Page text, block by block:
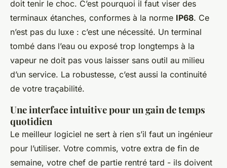
doit tenir le choc. C’est pourquoi il faut viser des
terminaux étanches, conformes à la norme IP68. Ce
n’est pas du luxe : c’est une nécessité. Un terminal
tombé dans l’eau ou exposé trop longtemps à la
vapeur ne doit pas vous laisser sans outil au milieu
d’un service. La robustesse, c’est aussi la continuité
de votre traçabilité.
Une interface intuitive pour un gain de temps
quotidien
Le meilleur logiciel ne sert à rien s’il faut un ingénieur
pour l’utiliser. Votre commis, votre extra de fin de
semaine, votre chef de partie rentré tard - ils doivent